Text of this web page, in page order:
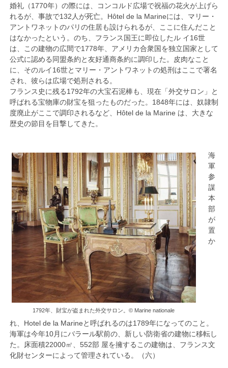
婚礼（1770年）の際には、コンコルド広場で祝福の花火が上げら
れるが、事故で132人が死亡。Hôtel de la Marineには、マリー・
アントワネットのパリの住居も設けられるが、ここに住んだこと
はなかったという。のち、フランス国王に即位したル イ16世
は、この建物の広間で1778年、アメリカ合衆国を独立国家として
公式に認める同盟条約と友好通商条約に調印した。皮肉なこと
に、そのルイ16世とマリー・アントワネットの処刑はここで署名
され、彼らは広場で処刑される。
フランス史に残る1792年の大宝石泥棒も、現在「外交サロン」と
呼ばれる宝物庫の財宝を狙ったものだった。1848年には、奴隷制
度廃止がここで調印されるなど、Hôtel de la Marine は、大きな
歴史の節目を目撃してきた。
1792年、財宝が盗まれた外交サロン。© Marine nationale
海
軍
参
謀
本
部
が
置
か
れ、Hotel de la Marineと呼ばれるのは1789年になってのこと。
海軍は今年10月にバラール駅前の、新しい防衛省の建物に移転し
た。床面積22000㎡、552部 屋を擁するこの建物は、フランス文
化財センターによって管理されている。（六）